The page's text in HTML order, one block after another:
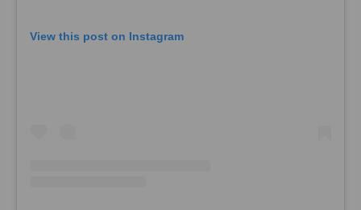
View this post on Instagram